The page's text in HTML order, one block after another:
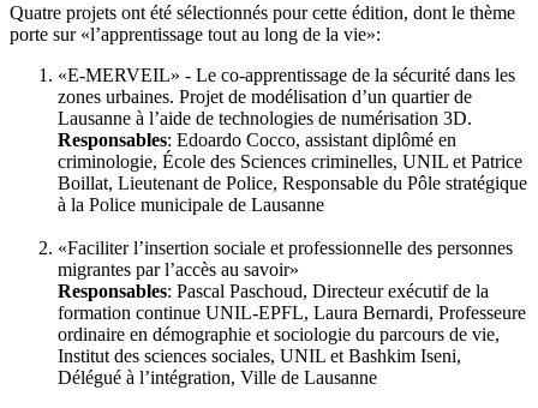
Quatre projets ont été sélectionnés pour cette édition, dont le thème
porte sur «l’apprentissage tout au long de la vie»:
«E-MERVEIL» - Le co-apprentissage de la sécurité dans les
zones urbaines. Projet de modélisation d’un quartier de
Lausanne à l’aide de technologies de numérisation 3D.
Responsables: Edoardo Cocco, assistant diplômé en
criminologie, École des Sciences criminelles, UNIL et Patrice
Boillat, Lieutenant de Police, Responsable du Pôle stratégique
à la Police municipale de Lausanne
«Faciliter l’insertion sociale et professionnelle des personnes
migrantes par l’accès au savoir»
Responsables: Pascal Paschoud, Directeur exécutif de la
formation continue UNIL-EPFL, Laura Bernardi, Professeure
ordinaire en démographie et sociologie du parcours de vie,
Institut des sciences sociales, UNIL et Bashkim Iseni,
Délégué à l’intégration, Ville de Lausanne